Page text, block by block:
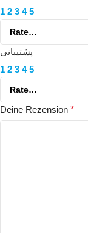
1 2 3 4 5
پشتیبانی
1 2 3 4 5
Deine Rezension *